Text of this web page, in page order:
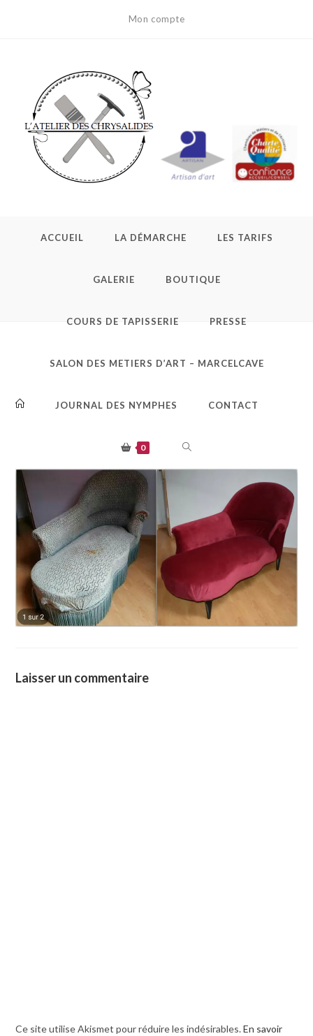
Mon compte
ACCUEIL LA DÉMARCHE LES TARIFS
GALERIE BOUTIQUE
COURS DE TAPISSERIE PRESSE
SALON DES METIERS D’ART – MARCELCAVE
JOURNAL DES NYMPHES CONTACT
0 TOGGLE
SEARCH
Laisser un commentaire
Ce site utilise Akismet pour réduire les indésirables.En savoir